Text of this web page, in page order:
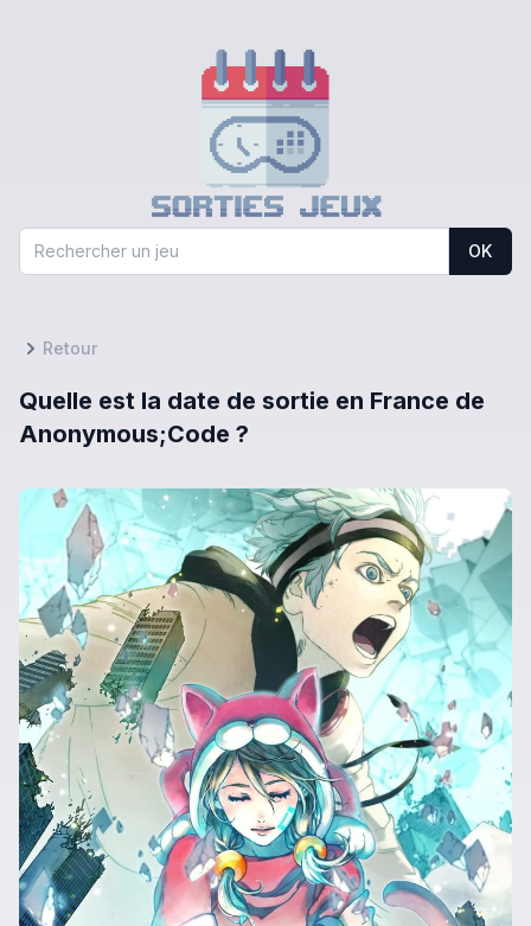
OK
Retour
Quelle est la date de sortie en France de
Anonymous;Code ?